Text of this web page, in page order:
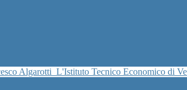
Algarotti L'Istituto Tecnico Economico di